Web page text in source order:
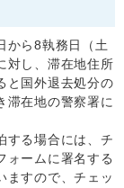
から8執務日（土
対し、滞在地住所
と国外退去処分の
滞在地の警察署に
する場合には、チ
ォームに署名する
ますので、チェッ